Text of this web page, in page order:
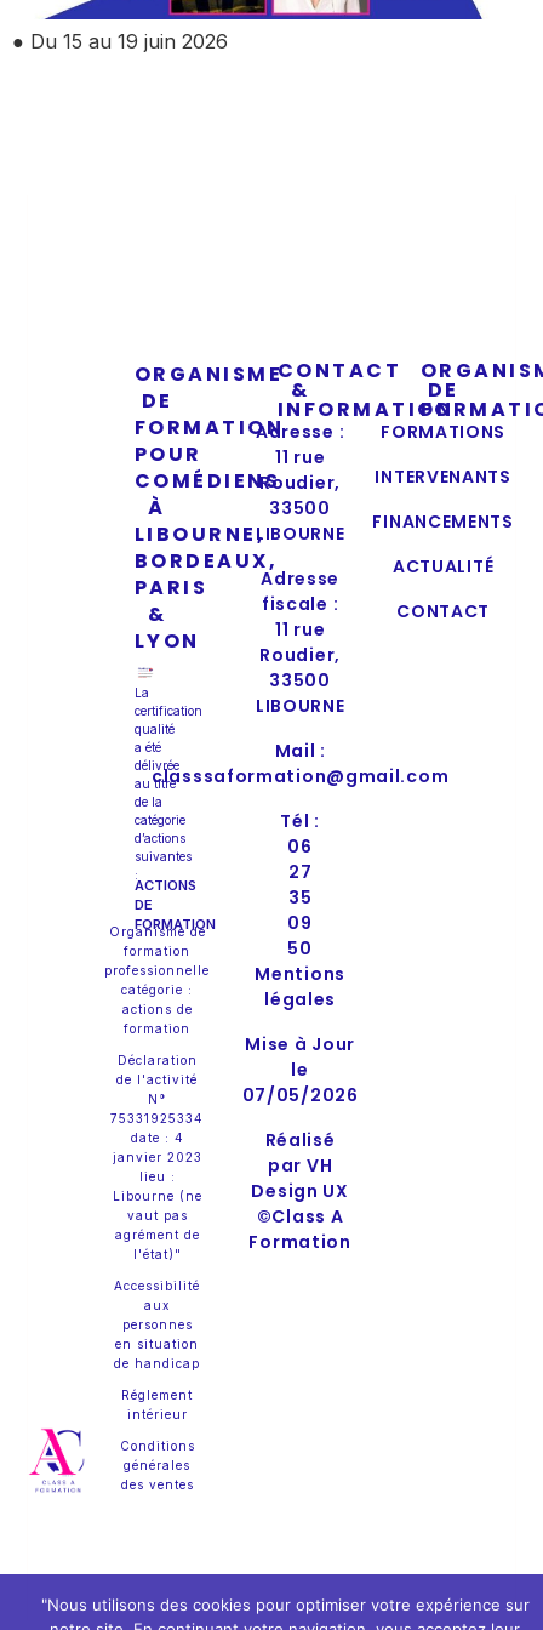
● Du 15 au 19 juin 2026
ORGANISME
DE
FORMATION
POUR
COMÉDIENS
À
LIBOURNE,
BORDEAUX,
PARIS
&
LYON
La
certification
qualité
a été
délivrée
au titre
de la
catégorie
d’actions
suivantes
:
ACTIONS
DE
FORMATION
Organisme de
formation
professionnelle
catégorie :
actions de
formation
Déclaration
de l'activité
N°
75331925334
date : 4
janvier 2023
lieu :
Libourne (ne
vaut pas
agrément de
l'état)"
Accessibilité
aux
personnes
en situation
de handicap
Réglement
intérieur
Conditions
générales
des ventes
CONTACT
&
INFORMATION
Adresse :
11 rue
Roudier,
33500
LIBOURNE
Adresse
fiscale :
11 rue
Roudier,
33500
LIBOURNE
Mail :
classsaformation@gmail.com
Tél :
06
27
35
09
50
Mentions
légales
Mise à Jour
le
07/05/2026
Réalisé
par VH
Design UX
©Class A
Formation
DE
FORMATIONS
INTERVENANTS
FINANCEMENTS
ACTUALITÉ
CONTACT
"Nous utilisons des cookies pour optimiser votre expérience sur